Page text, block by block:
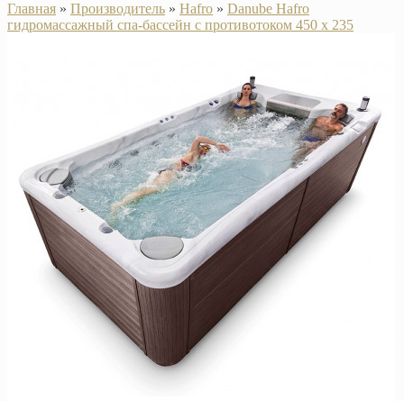
Главная » Производитель » Hafro » Danube Hafro
гидромассажный спа-бассейн с противотоком 450 х 235